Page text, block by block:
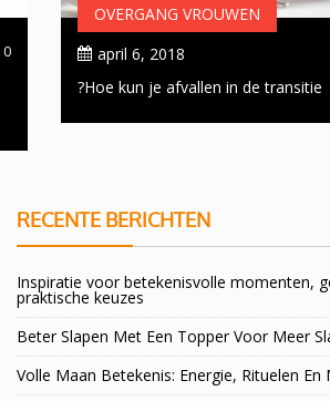
OVERGANG VROUWEN
april 6, 2018
Hoe kun je afvallen in de transitie?
0
RECENTE BERICHTEN
Inspiratie voor betekenisvolle momenten,
praktische keuzes
Beter Slapen Met Een Topper Voor Meer
Volle Maan Betekenis: Energie, Rituelen En